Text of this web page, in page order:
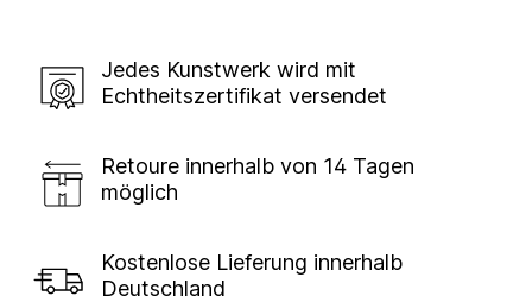
Jedes Kunstwerk wird mit
Echtheitszertifikat versendet
Retoure innerhalb von 14 Tagen
möglich
Kostenlose Lieferung innerhalb
Deutschland